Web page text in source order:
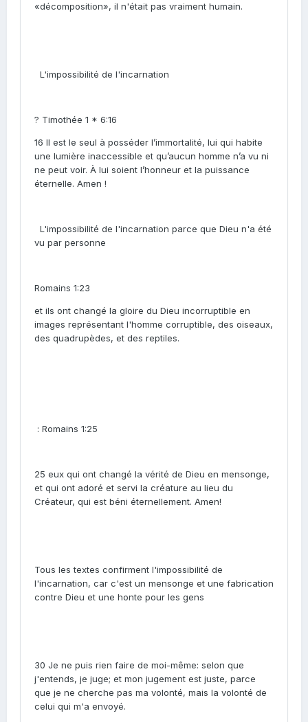
«décomposition», il n'était pas vraiment humain.
L'impossibilité de l'incarnation
? Timothée 1 * 6:16
16 Il est le seul à posséder l’immortalité, lui qui habite
une lumière inaccessible et qu’aucun homme n’a vu ni
ne peut voir. À lui soient l’honneur et la puissance
éternelle. Amen !
L'impossibilité de l'incarnation parce que Dieu n'a été
vu par personne
Romains 1:23
et ils ont changé la gloire du Dieu incorruptible en
images représentant l'homme corruptible, des oiseaux,
des quadrupèdes, et des reptiles.
: Romains 1:25
25 eux qui ont changé la vérité de Dieu en mensonge,
et qui ont adoré et servi la créature au lieu du
Créateur, qui est béni éternellement. Amen!
Tous les textes confirment l'impossibilité de
l'incarnation, car c'est un mensonge et une fabrication
contre Dieu et une honte pour les gens
30 Je ne puis rien faire de moi-même: selon que
j'entends, je juge; et mon jugement est juste, parce
que je ne cherche pas ma volonté, mais la volonté de
celui qui m'a envoyé.